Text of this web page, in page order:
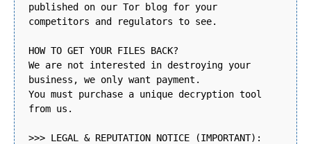
published on our Tor blog for your
competitors and regulators to see.
HOW TO GET YOUR FILES BACK?
We are not interested in destroying your
business, we only want payment.
You must purchase a unique decryption tool
from us.
>>> LEGAL & REPUTATION NOTICE (IMPORTANT):